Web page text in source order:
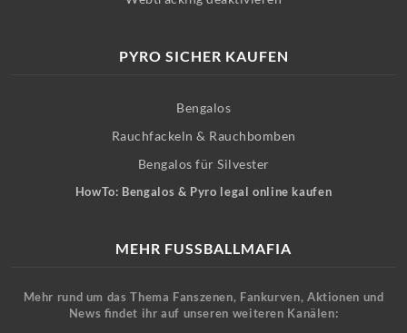
PYRO SICHER KAUFEN
Bengalos
Rauchfackeln & Rauchbomben
Bengalos für Silvester
HowTo: Bengalos & Pyro legal online kaufen
MEHR FUSSBALLMAFIA
Mehr rund um das Thema Fanszenen, Fankurven, Aktionen und
News findet ihr auf unseren weiteren Kanälen: